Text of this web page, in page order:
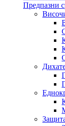
Предпазни